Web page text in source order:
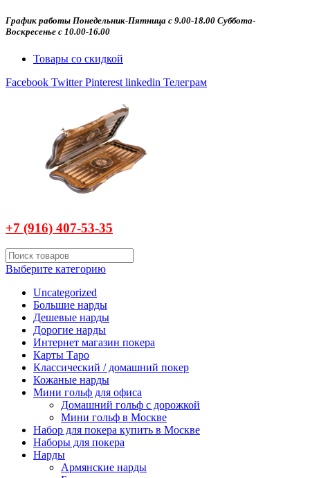
График работы Понедельник-Пятница с 9.00-18.00 Суббота-
Воскресенье с 10.00-16.00
Товары со скидкой
Facebook Twitter Pinterest linkedin Телеграм
+7 (916) 407-53-35
Выберите категорию
Uncategorized
Большие нарды
Дешевые нарды
Дорогие нарды
Интернет магазин покера
Карты Таро
Классический / домашний покер
Кожаные нарды
Мини гольф для офиса
Домашний гольф с дорожкой
Мини гольф в Москве
Набор для покера купить в Москве
Наборы для покера
Нарды
Армянские нарды